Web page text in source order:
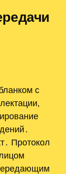
с
Протокол